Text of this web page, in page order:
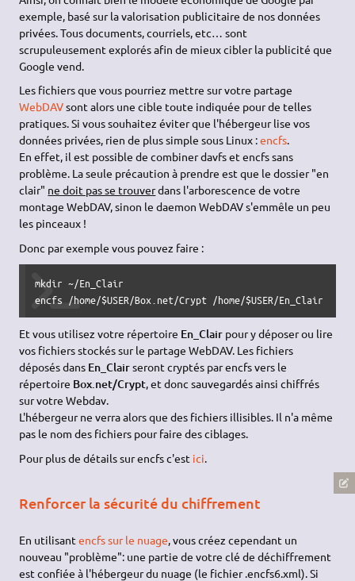
exemple, basé sur la valorisation publicitaire de nos données
privées. Tous documents, courriels, etc… sont
scrupuleusement explorés afin de mieux cibler la publicité que
Google vend.
Les fichiers que vous pourriez mettre sur votre partage
WebDAVsont alors une cible toute indiquée pour de telles
pratiques. Si vous souhaitez éviter que l'hébergeur lise vos
données privées, rien de plus simple sous Linux :encfs.
En effet, il est possible de combiner davfs et encfs sans
problème. La seule précaution à prendre est que le dossier "en
clair" ne doit pas se trouverdans l'arborescence de votre
montage WebDAV, sinon le daemon WebDAV s'emmêle un peu
les pinceaux !
Donc par exemple vous pouvez faire :
mkdir ~/En_Clair
encfs /home/$USER/Box.net/Crypt /home/$USER/En_Clair
Et vous utilisez votre répertoire En_Clair pour y déposer ou lire
vos fichiers stockés sur le partage WebDAV. Les fichiers
déposés dans En_Clairseront cryptés par encfs vers le
répertoire Box.net/Crypt, et donc sauvegardés ainsi chiffrés
sur votre Webdav.
L'hébergeur ne verra alors que des fichiers illisibles. Il n'a même
pas le nom des fichiers pour faire des ciblages.
Pour plus de détails sur encfs c'est ici.
Renforcer la sécurité du chiffrement
En utilisantencfs sur le nuage, vous créez cependant un
nouveau "problème": une partie de votre clé de déchiffrement
est confiée à l'hébergeur du nuage (le fichier .encfs6.xml). Si